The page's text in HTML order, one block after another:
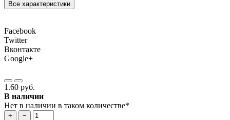
Все характеристики
Facebook
Twitter
Вконтакте
Google+
1.60 руб.
В наличии
Нет в наличии в таком количестве*
+
−